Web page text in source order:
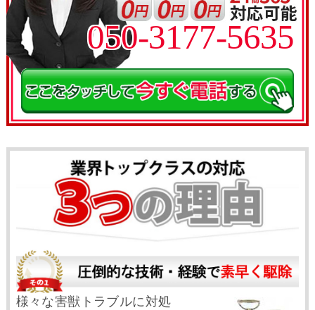
050-3177-5635
様々な害獣トラブルに対処